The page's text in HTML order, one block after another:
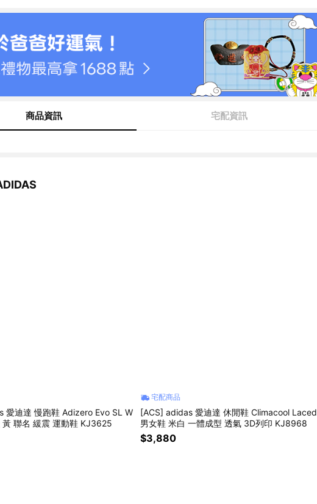
商品資訊 宅配資訊
愛迪達 慢跑鞋 Adizero Evo SL W
聯名 緩震 運動鞋 KJ3625
宅配商品
[ACS] adidas 愛迪達 休閒鞋 Climacool Laced
男女鞋 米白 一體成型 透氣 3D列印 KJ8968
$3,880